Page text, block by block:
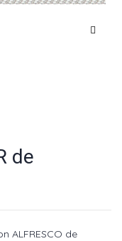
de
ALFRESCO de